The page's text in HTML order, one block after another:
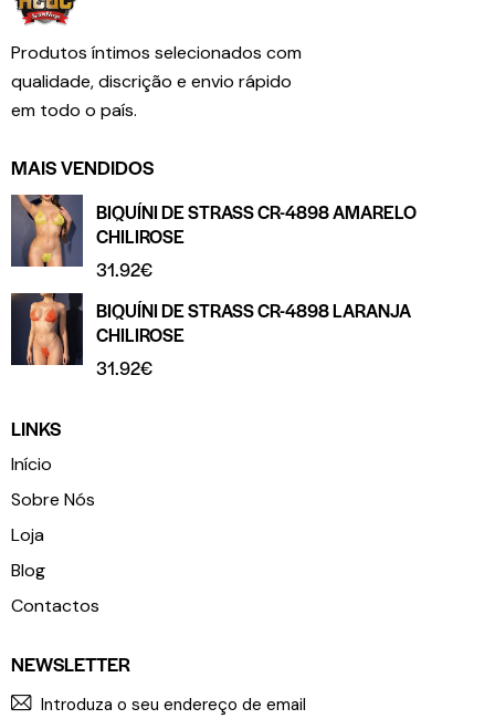
Produtos íntimos selecionados com
qualidade, discrição e envio rápido
em todo o país.
MAIS VENDIDOS
BIQUÍNI DE STRASS CR-4898 AMARELO
CHILIROSE
31.92€
BIQUÍNI DE STRASS CR-4898 LARANJA
CHILIROSE
31.92€
LINKS
Início
Sobre Nós
Loja
Blog
Contactos
NEWSLETTER